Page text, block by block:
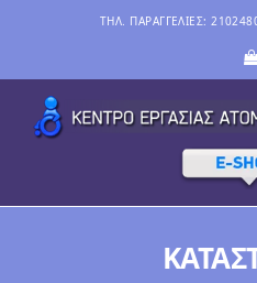
ΤΗΛ. ΠΑΡΑΓΓΕΛΙΕΣ: